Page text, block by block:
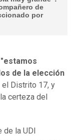
de
por
"estamos
de la elección
el Distrito 17, y
certeza del
la UDI